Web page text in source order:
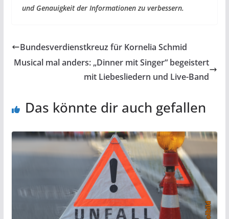
und Genauigkeit der Informationen zu verbessern.
Bundesverdienstkreuz für Kornelia Schmid
Musical mal anders: „Dinner mit Singer“ begeistert
mit Liebesliedern und Live-Band
Das könnte dir auch gefallen